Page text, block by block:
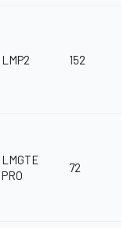
LMP2 152
LMGTE
PRO
72